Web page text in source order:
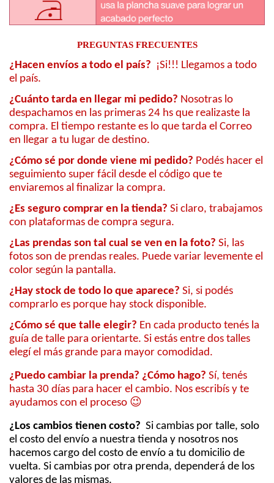
PREGUNTAS FRECUENTES
¿Hacen envíos a todo el país? ¡Si!!! Llegamos a todo
el país.
¿Cuánto tarda en llegar mi pedido? Nosotras lo
despachamos en las primeras 24 hs que realizaste la
compra. El tiempo restante es lo que tarda el Correo
en llegar a tu lugar de destino.
¿Cómo sé por donde viene mi pedido? Podés hacer el
seguimiento super fácil desde el código que te
enviaremos al finalizar la compra.
¿Es seguro comprar en la tienda? Si claro, trabajamos
con plataformas de compra segura.
¿Las prendas son tal cual se ven en la foto? Si, las
fotos son de prendas reales. Puede variar levemente el
color según la pantalla.
¿Hay stock de todo lo que aparece? Si, si podés
comprarlo es porque hay stock disponible.
¿Cómo sé que talle elegir? En cada producto tenés la
guía de talle para orientarte. Si estás entre dos talles
elegí el más grande para mayor comodidad.
¿Puedo cambiar la prenda? ¿Cómo hago? Sí, tenés
hasta 30 días para hacer el cambio. Nos escribís y te
ayudamos con el proceso 😉
¿Los cambios tienen costo? Si cambias por talle, solo
el costo del envío a nuestra tienda y nosotros nos
hacemos cargo del costo de envío a tu domicilio de
vuelta. Si cambias por otra prenda, dependerá de los
valores de las mismas.